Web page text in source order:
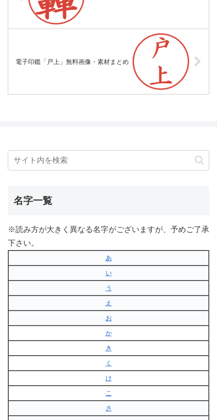
電子印鑑「戸上」無料画像・素材まとめ
名字一覧
※読み方が大きく異なる名字がございますが、予めご了承
下さい。
あ
い
う
え
お
か
き
く
け
こ
さ